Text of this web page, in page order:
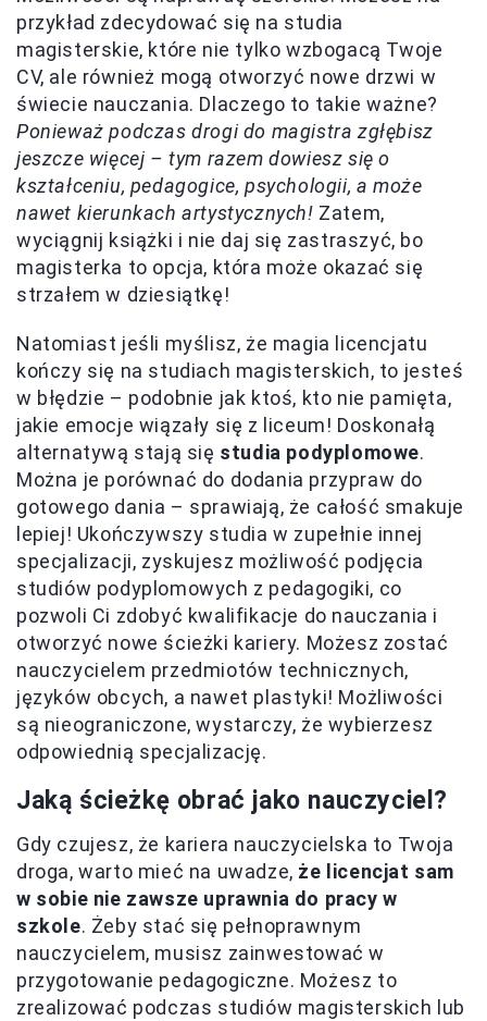
przykład zdecydować się na studia
magisterskie, które nie tylko wzbogacą Twoje
CV, ale również mogą otworzyć nowe drzwi w
świecie nauczania. Dlaczego to takie ważne?
Ponieważ podczas drogi do magistra zgłębisz
jeszcze więcej – tym razem dowiesz się o
kształceniu, pedagogice, psychologii, a może
nawet kierunkach artystycznych! Zatem,
wyciągnij książki i nie daj się zastraszyć, bo
magisterka to opcja, która może okazać się
strzałem w dziesiątkę!
Natomiast jeśli myślisz, że magia licencjatu
kończy się na studiach magisterskich, to jesteś
w błędzie – podobnie jak ktoś, kto nie pamięta,
jakie emocje wiązały się z liceum! Doskonałą
alternatywą stają się studia podyplomowe.
Można je porównać do dodania przypraw do
gotowego dania – sprawiają, że całość smakuje
lepiej! Ukończywszy studia w zupełnie innej
specjalizacji, zyskujesz możliwość podjęcia
studiów podyplomowych z pedagogiki, co
pozwoli Ci zdobyć kwalifikacje do nauczania i
otworzyć nowe ścieżki kariery. Możesz zostać
nauczycielem przedmiotów technicznych,
języków obcych, a nawet plastyki! Możliwości
są nieograniczone, wystarczy, że wybierzesz
odpowiednią specjalizację.
Jaką ścieżkę obrać jako nauczyciel?
Gdy czujesz, że kariera nauczycielska to Twoja
droga, warto mieć na uwadze, że licencjat sam
w sobie nie zawsze uprawnia do pracy w
szkole. Żeby stać się pełnoprawnym
nauczycielem, musisz zainwestować w
przygotowanie pedagogiczne. Możesz to
zrealizować podczas studiów magisterskich lub